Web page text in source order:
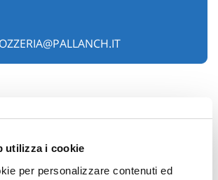
utilizza i cookie
per personalizzare contenuti ed